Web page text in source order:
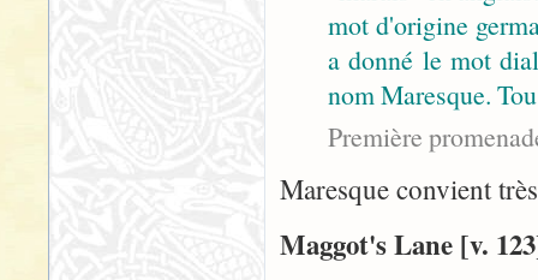
mot d'origine
a donné le mot
nom Maresque.
Première
Maresque convient
Maggot's Lane [v.